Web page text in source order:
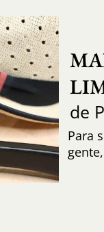
de
Para